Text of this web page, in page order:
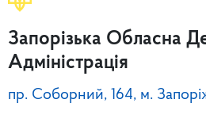
Запорізька Обласна
Адміністрація
пр. Соборний, 164, м.